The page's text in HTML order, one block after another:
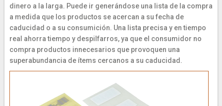
dinero a la larga. Puede ir generándose una lista de la compra
a medida que los productos se acercan a su fecha de
caducidad o a su consumición. Una lista precisa y en tiempo
real ahorra tiempo y despilfarros, ya que el consumidor no
compra productos innecesarios que provoquen una
superabundancia de ítems cercanos a su caducidad.